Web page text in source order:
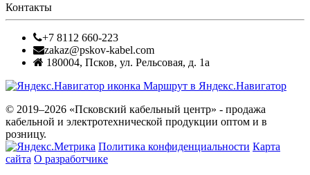
Контакты
+7 8112 660-223
zakaz@pskov-kabel.com
180004, Псков, ул. Рельсовая, д. 1а
Маршрут в Яндекс.Навигатор
© 2019–2026 «Псковский кабельный центр» - продажа
кабельной и электротехнической продукции оптом и в
розницу.
Политика конфиденциальности Карта
сайта О разработчике